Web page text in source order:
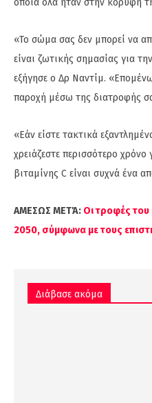
«Το σώμα σας δεν μπορεί να
είναι ζωτικής σημασίας για
εξήγησε ο Δρ Ναντίμ.
παροχή μέσω της διατροφής
«Εάν είστε τακτικά
χρειάζεστε περισσότερο
βιταμίνης C είναι συχνά ένα
ΑΜΕΣΩΣ ΜΕΤΆ: Οι τροφές
2050, σύμφωνα με τους
Διάβασε ακόμα